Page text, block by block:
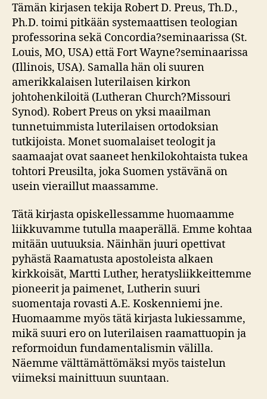
Tämän kirjasen tekija Robert D. Preus, Th.D.,
Ph.D. toimi pitkään systemaattisen teologian
professorina sekä Concordia?seminaarissa (St.
Louis, MO, USA) että Fort Wayne?seminaarissa
(Illinois, USA). Samalla hän oli suuren
amerikkalaisen luterilaisen kirkon
johtohenkiloitä (Lutheran Church?Missouri
Synod). Robert Preus on yksi maailman
tunnetuimmista luterilaisen ortodoksian
tutkijoista. Monet suomalaiset teologit ja
saamaajat ovat saaneet henkilokohtaista tukea
tohtori Preusilta, joka Suomen ystävänä on
usein vieraillut maassamme.
Tätä kirjasta opiskellessamme huomaamme
liikkuvamme tutulla maaperällä. Emme kohtaa
mitään uutuuksia. Näinhän juuri opettivat
pyhästä Raamatusta apostoleista alkaen
kirkkoisät, Martti Luther, heratysliikkeittemme
pioneerit ja paimenet, Lutherin suuri
suomentaja rovasti A.E. Koskenniemi jne.
Huomaamme myös tätä kirjasta lukiessamme,
mikä suuri ero on luterilaisen raamattuopin ja
reformoidun fundamentalismin välilla.
Näemme välttämättömäksi myös taistelun
viimeksi mainittuun suuntaan.